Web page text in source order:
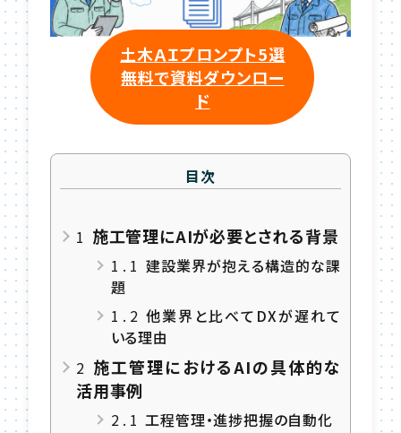
土木ＡＩプロンプト5選
無料で資料ダウンロー
ド
目次
1 施工管理にAIが必要とされる背景
1.1 建設業界が抱える構造的な課
題
1.2 他業界と比べてDXが遅れて
いる理由
2 施工管理におけるAIの具体的な
活用事例
2.1 工程管理・進捗把握の自動化